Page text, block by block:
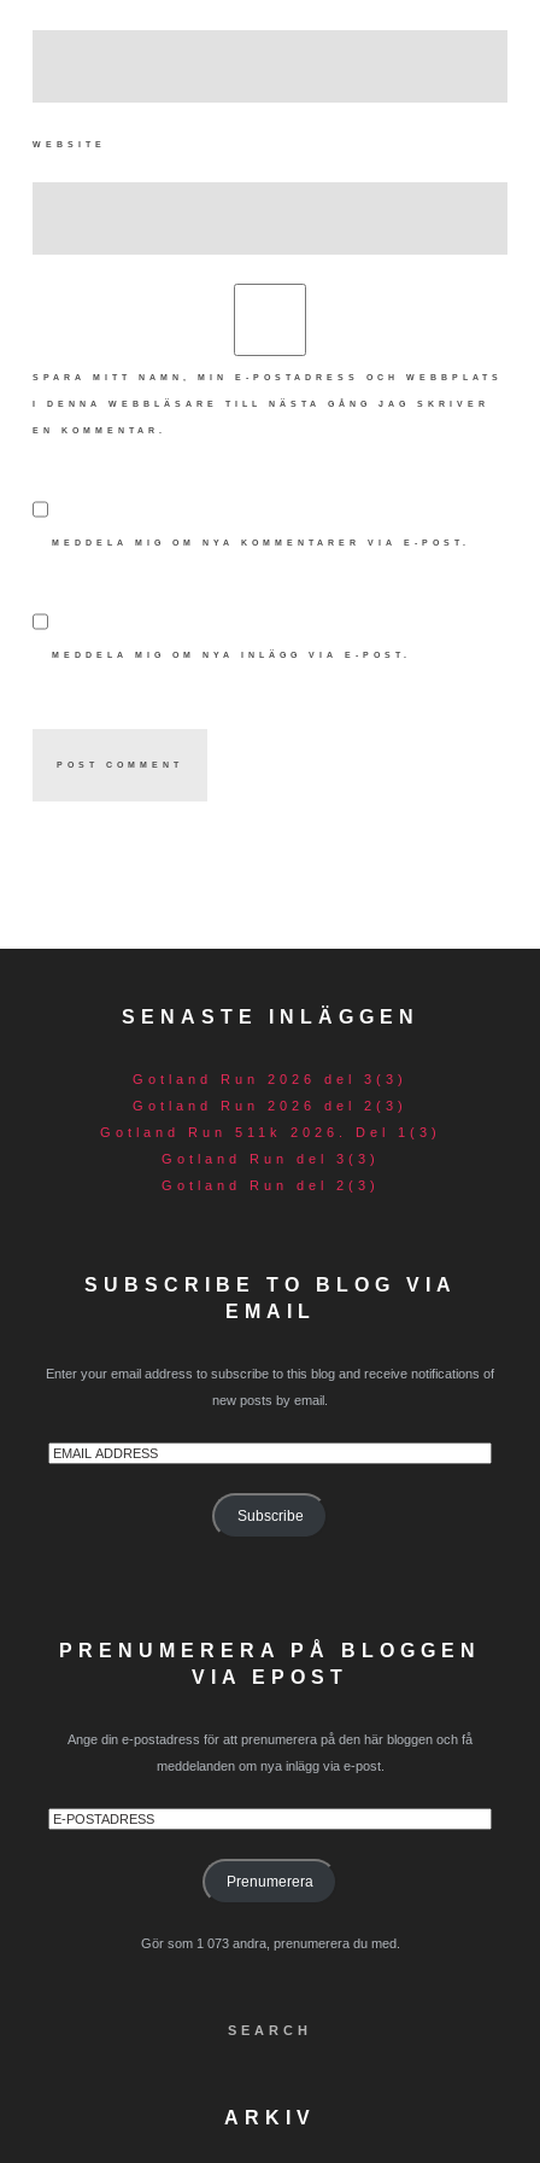
WEBSITE
SPARA MITT NAMN, MIN E-POSTADRESS OCH WEBBPLATS
I DENNA WEBBLÄSARE TILL NÄSTA GÅNG JAG SKRIVER
EN KOMMENTAR.
MEDDELA MIG OM NYA KOMMENTARER VIA E-POST.
MEDDELA MIG OM NYA INLÄGG VIA E-POST.
SENASTE INLÄGGEN
Gotland Run 2026 del 3(3)
Gotland Run 2026 del 2(3)
Gotland Run 511k 2026. Del 1(3)
Gotland Run del 3(3)
Gotland Run del 2(3)
SUBSCRIBE TO BLOG VIA
EMAIL
Enter your email address to subscribe to this blog and receive notifications of
new posts by email.
Email
Subscribe
PRENUMERERA PÅ BLOGGEN
VIA EPOST
Ange din e-postadress för att prenumerera på den här bloggen och få
meddelanden om nya inlägg via e-post.
E-
Prenumerera
Gör som 1 073 andra, prenumerera du med.
SEARCH
ARKIV